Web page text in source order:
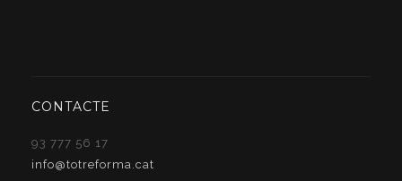
CONTACTE
93 777 56 17
info@totreforma.cat